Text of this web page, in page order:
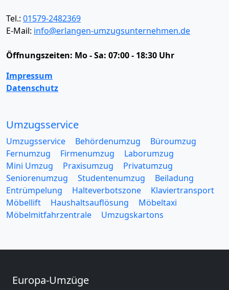
Tel.: 01579-2482369
E-Mail: info@erlangen-umzugsunternehmen.de
Öffnungszeiten: Mo - Sa: 07:00 - 18:30 Uhr
Impressum
Datenschutz
Umzugsservice
Umzugsservice Behördenumzug
Büroumzug
Fernumzug
Firmenumzug
Laborumzug
Mini Umzug
Praxisumzug
Privatumzug
Seniorenumzug
Studentenumzug
Beiladung
Entrümpelung
Halteverbotszone
Klaviertransport
Möbellift
Haushaltsauflösung
Möbeltaxi
Möbelmitfahrzentrale
Umzugskartons
Europa-Umzüge